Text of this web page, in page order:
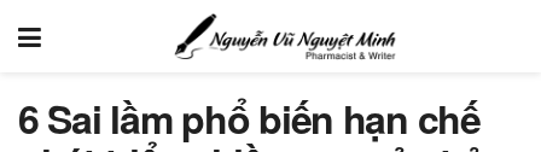
6 Sai lầm phổ biến hạn chế